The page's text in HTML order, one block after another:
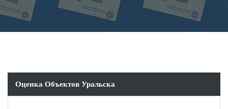
Оценка Объектов Уральска